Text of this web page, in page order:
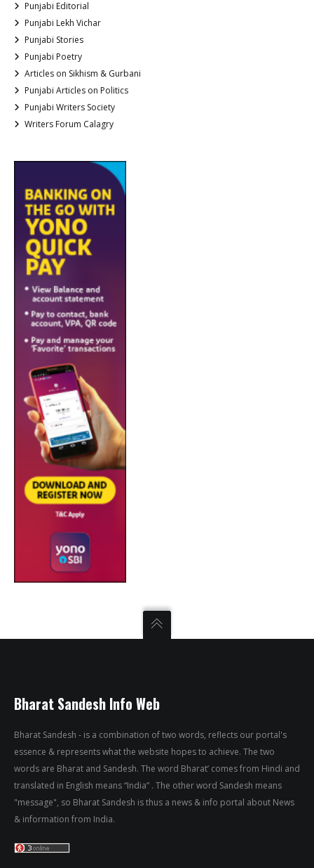
Punjabi Editorial
Punjabi Lekh Vichar
Punjabi Stories
Punjabi Poetry
Articles on Sikhism & Gurbani
Punjabi Articles on Politics
Punjabi Writers Society
Writers Forum Calagry
Bharat Sandesh Info Web
Bharat Sandesh - is a combination of two words, reflects our portal's
essence & represents what the website hopes to achieve. The two
words are Bharat and Sandesh. The word Bharat’ comes from Hindi and
translated in English means “India” . The other word Sandesh means
"message", so Bharat Sandesh is thus a news & info portal about News
& information from India.